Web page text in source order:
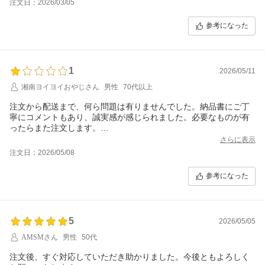
注文日：2026/03/05
参考になった
1
2026/05/11
湘南ヨイヨイおやじさん
男性 70代以上
注文から配送まで、何ら問題は有りませんでした。納品書にご丁
寧にコメントもあり、誠実感が感じられました。必要なものが有
ったらまた注文します。
6/17評価を変更します。購入した並行輸入品だとしたのシェーバ?
の刃は全くの粗悪品でした。店舗側も知らずに販売したのかもし
掲示されている写真は純正品の写真のようですが、刃の形状から
さらに表示
注文日：2026/05/08
参考になった
5
2026/05/05
AMSMさん
男性 50代
注文後、すぐ対応していただき助かりました。今後ともよろしく